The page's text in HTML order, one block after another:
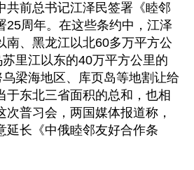
共前总书记江泽民签署《睦邻
25周年。在这些条约中，江泽
南、黑龙江以北60多万平方公
苏里江以东的40万平方公里的
乌梁海地区、库页岛等地割让给
于东北三省面积的总和，也相
次普习会，两国媒体报道称，
延长《中俄睦邻友好合作条